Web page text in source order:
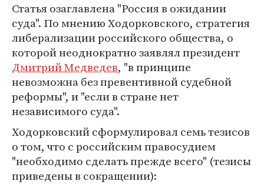
Статья озаглавлена "Россия в ожидании
суда". По мнению Ходорковского, стратегия
либерализации российского общества, о
которой неоднократно заявлял президент
Дмитрий Медведев, "в принципе
невозможна без превентивной судебной
реформы", и "если в стране нет
независимого суда".
Ходорковский сформулировал семь тезисов
о том, что с российским правосудием
"необходимо сделать прежде всего" (тезисы
приведены в сокращении):